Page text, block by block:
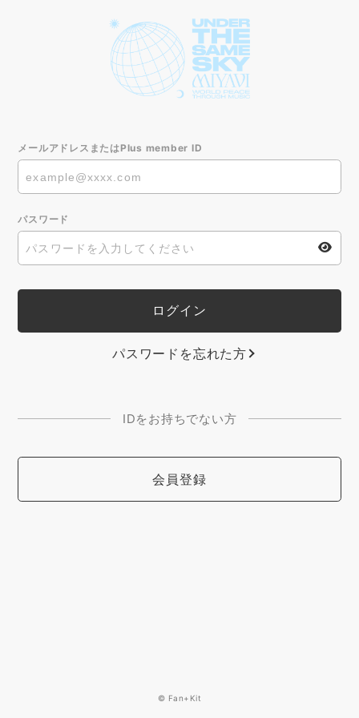
メールアドレスまたはPlus member ID
パスワード
パスワードを忘れた方
IDをお持ちでない方
会員登録
© Fan+Kit